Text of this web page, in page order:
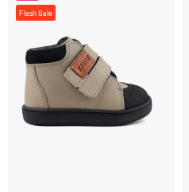
Flash Sale